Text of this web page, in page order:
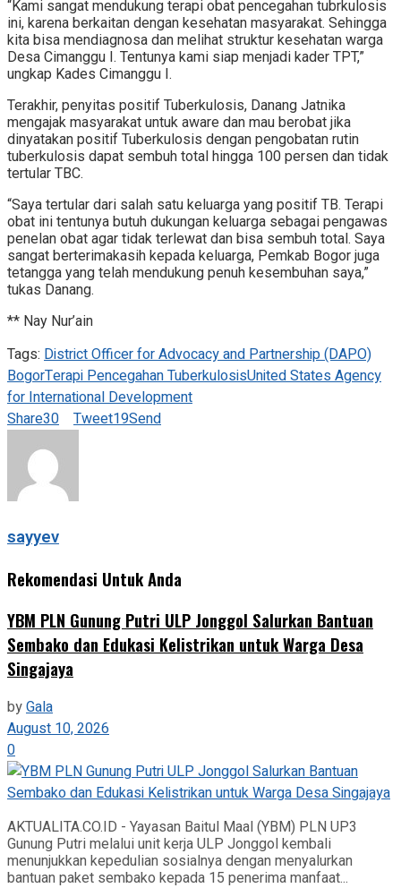
“Kami sangat mendukung terapi obat pencegahan tubrkulosis
ini, karena berkaitan dengan kesehatan masyarakat. Sehingga
kita bisa mendiagnosa dan melihat struktur kesehatan warga
Desa Cimanggu I. Tentunya kami siap menjadi kader TPT,”
ungkap Kades Cimanggu I.
Terakhir, penyitas positif Tuberkulosis, Danang Jatnika
mengajak masyarakat untuk aware dan mau berobat jika
dinyatakan positif Tuberkulosis dengan pengobatan rutin
tuberkulosis dapat sembuh total hingga 100 persen dan tidak
tertular TBC.
“Saya tertular dari salah satu keluarga yang positif TB. Terapi
obat ini tentunya butuh dukungan keluarga sebagai pengawas
penelan obat agar tidak terlewat dan bisa sembuh total. Saya
sangat berterimakasih kepada keluarga, Pemkab Bogor juga
tetangga yang telah mendukung penuh kesembuhan saya,”
tukas Danang.
** Nay Nur’ain
Tags: District Officer for Advocacy and Partnership (DAPO)
BogorTerapi Pencegahan TuberkulosisUnited States Agency
for International Development
Share30 Tweet19Send
sayyev
Rekomendasi Untuk Anda
YBM PLN Gunung Putri ULP Jonggol Salurkan Bantuan
Sembako dan Edukasi Kelistrikan untuk Warga Desa
Singajaya
byGala
August 10, 2026
0
AKTUALITA.CO.ID - Yayasan Baitul Maal (YBM) PLN UP3
Gunung Putri melalui unit kerja ULP Jonggol kembali
menunjukkan kepedulian sosialnya dengan menyalurkan
bantuan paket sembako kepada 15 penerima manfaat...